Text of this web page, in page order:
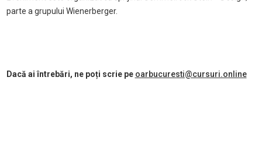
parte a grupului Wienerberger.
Dacă ai întrebări, ne poți scrie pe oarbucuresti@cursuri.online